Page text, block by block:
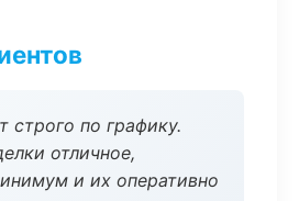
строго по графику.
отличное,
и их оперативно